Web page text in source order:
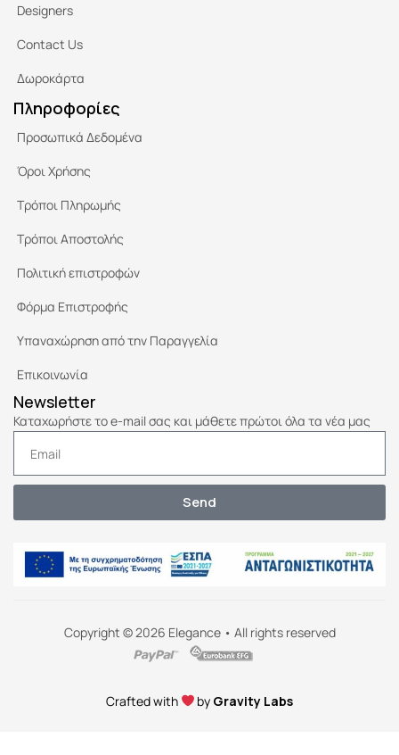
Designers
Contact Us
Δωροκάρτα
Πληροφορίες
Προσωπικά Δεδομένα
Όροι Χρήσης
Τρόποι Πληρωμής
Τρόποι Αποστολής
Πολιτική επιστροφών
Φόρμα Επιστροφής
Υπαναχώρηση από την Παραγγελία
Επικοινωνία
Newsletter
Καταχωρήστε το e-mail σας και μάθετε πρώτοι όλα τα νέα μας
Send
Copyright © 2026 Elegance • All rights reserved
Crafted with by Gravity Labs